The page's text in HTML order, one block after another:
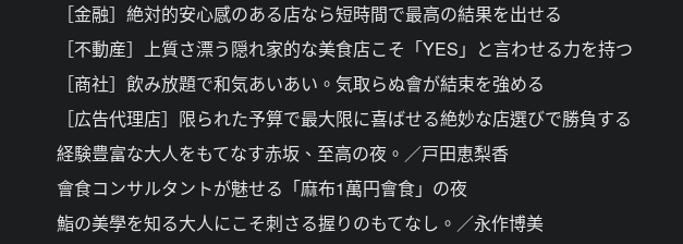
［金融］絶対的安心感のある店なら短時間で最高の結果を出せる
［不動産］上質さ漂う隠れ家的な美食店こそ「YES」と言わせる力を持つ
［商社］飲み放題で和気あいあい。気取らぬ會が結束を強める
［広告代理店］限られた予算で最大限に喜ばせる絶妙な店選びで勝負する
経験豊富な大人をもてなす赤坂、至高の夜。／戸田恵梨香
會食コンサルタントが魅せる「麻布1萬円會食」の夜
鮨の美學を知る大人にこそ刺さる握りのもてなし。／永作博美